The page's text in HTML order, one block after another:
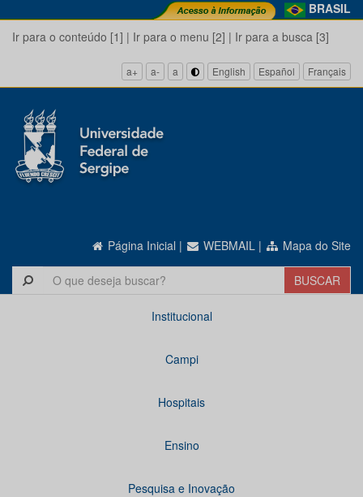
BRASIL
Ir para o conteúdo [1] | Ir para o menu [2] | Ir para a busca [3]
a+ a- a English Español Français
Página Inicial | WEBMAIL | Mapa do Site
Institucional
Campi
Hospitais
Ensino
Pesquisa e Inovação